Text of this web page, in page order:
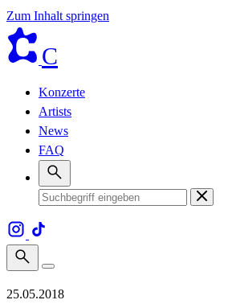
Zum Inhalt springen
C
Konzerte
Artists
News
FAQ
25.05.2018